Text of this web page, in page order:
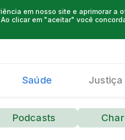
em nosso site e aprimorar a
clicar em "aceitar" você
Saúde Justiça
Podcasts